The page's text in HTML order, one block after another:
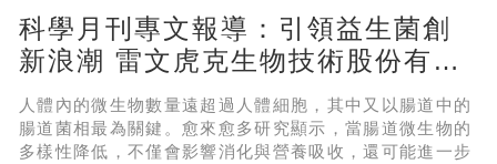
科學月刊專文報導：引領益生菌創
新浪潮 雷文虎克生物技術股份有限
公司創辦人暨執行長徐丞志專訪
人體內的微生物數量遠超過人體細胞，其中又以腸道中的
腸道菌相最為關鍵。愈來愈多研究顯示，當腸道微生物的
多樣性降低，不僅會影響消化與營養吸收，還可能進一步